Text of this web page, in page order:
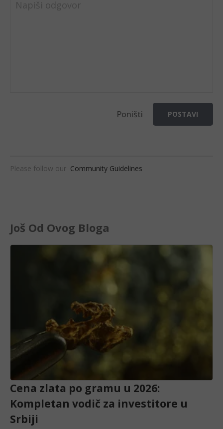
Napiši odgovor
Poništi POSTAVI
Please follow our Community Guidelines
Još Od Ovog Bloga
Cena zlata po gramu u 2026:
Kompletan vodič za investitore u
Srbiji